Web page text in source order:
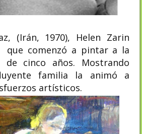
(Irán, 1970), Helen Zarin
que comenzó a pintar a la
de cinco años. Mostrando
familia la animó a
artísticos.